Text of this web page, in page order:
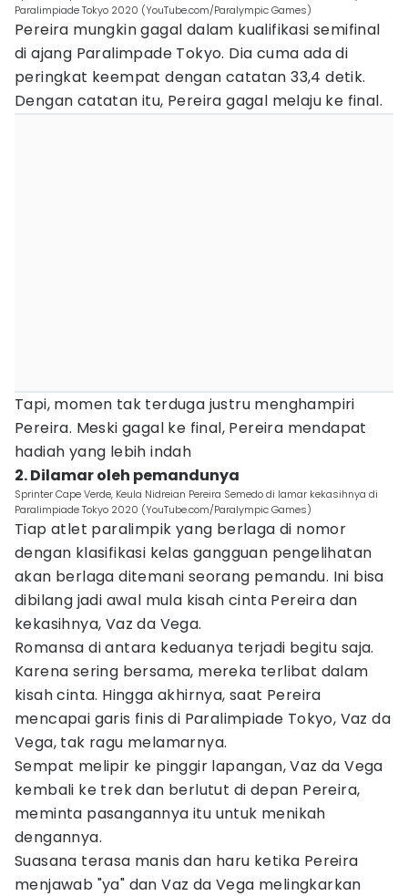
Paralimpiade Tokyo 2020 (YouTube.com/Paralympic Games)
Pereira mungkin gagal dalam kualifikasi semifinal
di ajang Paralimpade Tokyo. Dia cuma ada di
peringkat keempat dengan catatan 33,4 detik.
Dengan catatan itu, Pereira gagal melaju ke final.
Tapi, momen tak terduga justru menghampiri
Pereira. Meski gagal ke final, Pereira mendapat
hadiah yang lebih indah
2. Dilamar oleh pemandunya
Sprinter Cape Verde, Keula Nidreian Pereira Semedo di lamar kekasihnya di
Paralimpiade Tokyo 2020 (YouTube.com/Paralympic Games)
Tiap atlet paralimpik yang berlaga di nomor
dengan klasifikasi kelas gangguan pengelihatan
akan berlaga ditemani seorang pemandu. Ini bisa
dibilang jadi awal mula kisah cinta Pereira dan
kekasihnya, Vaz da Vega.
Romansa di antara keduanya terjadi begitu saja.
Karena sering bersama, mereka terlibat dalam
kisah cinta. Hingga akhirnya, saat Pereira
mencapai garis finis di Paralimpiade Tokyo, Vaz da
Vega, tak ragu melamarnya.
Sempat melipir ke pinggir lapangan, Vaz da Vega
kembali ke trek dan berlutut di depan Pereira,
meminta pasangannya itu untuk menikah
dengannya.
Suasana terasa manis dan haru ketika Pereira
menjawab "ya" dan Vaz da Vega melingkarkan